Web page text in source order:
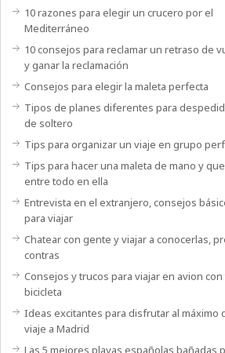
10 razones para elegir un crucero por el
Mediterráneo
10 consejos para reclamar un retraso de
y ganar la reclamación
Consejos para elegir la maleta perfecta
Tipos de planes diferentes para
de soltero
Tips para organizar un viaje en grupo
Tips para hacer una maleta de mano y que
entre todo en ella
Entrevista en el extranjero, consejos
para viajar
Chatear con gente y viajar a conocerlas,
contras
Consejos y trucos para viajar en avion con
bicicleta
Ideas excitantes para disfrutar al máximo
viaje a Madrid
Las 5 mejores playas españolas bañadas